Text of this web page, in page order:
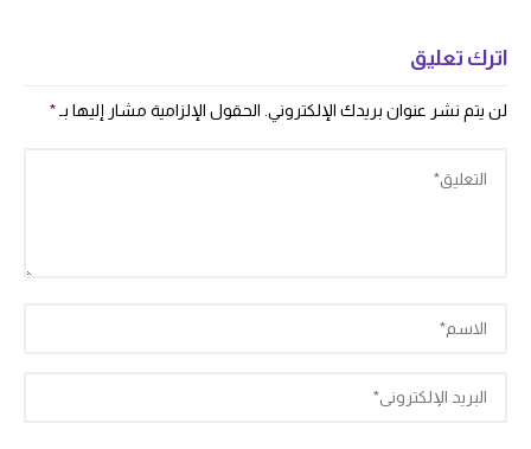
اترك تعليق
لن يتم نشر عنوان بريدك الإلكتروني. الحقول الإلزامية مشار إليها بـ *